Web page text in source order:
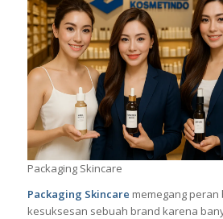
Packaging Skincare
Packaging Skincare memegang peran
kesuksesan sebuah brand karena